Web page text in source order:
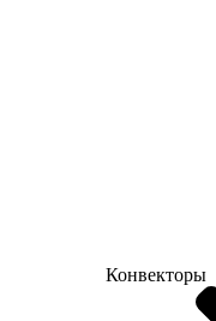
Конвекторы